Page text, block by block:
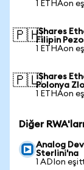
1 ETHAon
🇵🇭iShares
Filipin
1 ETHAon
🇵🇱iShares
Polonya
1 ETHAon
Diğer
Analog
Sterlini'na
1 ADIon